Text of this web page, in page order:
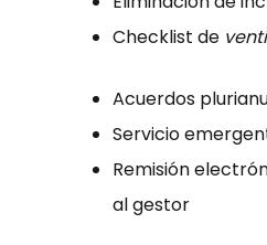
Checklist de
Acuerdos
Servicio
Remisión
al gestor